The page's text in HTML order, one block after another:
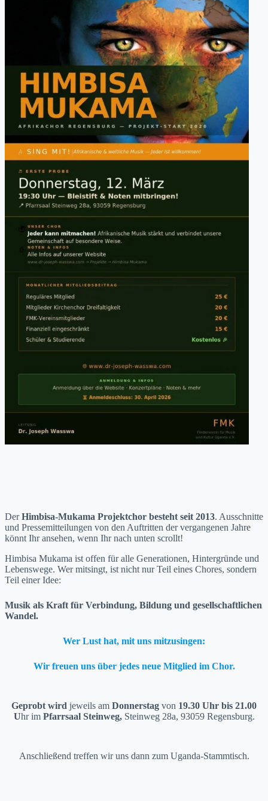
DerHim­bisa-Muka­ma Pro­jek­tchor beste­ht seit 2013. Auss­chnitte
und Pressemit­teilun­gen von den Auftrit­ten der ver­gan­genen Jahre
kön­nt Ihr anse­hen, wenn Ihr nach unten scrollt!
Him­bisa Muka­ma ist offen für alle Gen­er­a­tio­nen, Hin­ter­gründe und
Lebenswege. Wer mits­ingt, ist nicht nur Teil eines Chores, son­dern
Teil ein­er Idee:
Musik als Kraft für Verbindung, Bil­dung und gesellschaftlichen
Wan­del.
Wer Lust hat, mit uns mitzusin­gen:
Wir freuen uns über jedes neue Mit­glied im Chor.
Geprobt wird jew­eils am Don­ner­stag von 19.30 Uhr bis 21.00
Uhr im Pfarrsaal Stein­weg,Stein­weg 28a, 93059 Regens­burg.
Anschließend tre­f­fen wir uns dann zum Ugan­da-Stammtisch.